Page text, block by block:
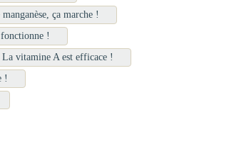
ça marche !
!
La vitamine A est efficace !
!